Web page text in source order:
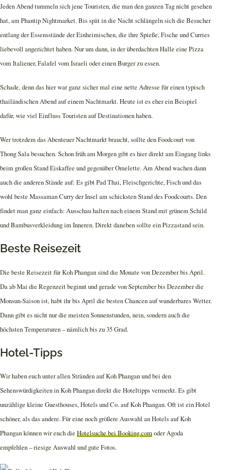
Jeden Abend tummeln sich jene Touristen, die man den ganzen Tag nicht gesehen
hat, am Phantip Nightmarket. Bis spät in die Nacht schlängeln sich die Besucher
entlang der Essensstände der Einheimischen, die ihre Spieße, Fische und Curries
liebevoll angerichtet haben. Nur um dann, in der überdachten Halle eine Pizza
vom Italiener, Falafel vom Israeli oder einen Burger zu essen.
Schade, denn das hier war ganz sicher mal eine nette Adresse für einen typisch
thailändischen Abend auf einem Nachtmarkt. Heute ist es eher ein Beispiel
dafür, wie viel Einfluss Touristen auf Destinationen haben.
Wer trotzdem das Abenteuer Nachtmarkt braucht, sollte den Foodcourt von
Thong Sala besuchen. Schon früh am Morgen gibt es hier direkt am Eingang links
beim großen Stand Eiskaffee und gegenüber Omelette. Am Abend wachen dann
auch die anderen Stände auf: Es gibt Pad Thai, Fleischgerichte, Fisch und das
wohl beste Massaman Curry der Insel am schicksten Stand des Foodcourts. Den
findet man ganz einfach: Ausschau halten nach einem Stand mit grünem Schild
und Bambusverkleidung im Inneren. Direkt daneben sollte ein Pizzastand sein.
Beste Reisezeit
Die beste Reisezeit für Koh Phangan sind die Monate von Dezember bis April.
Da ab Mai die Regenzeit beginnt und gerade von September bis Dezember die
Monsun-Saison ist, habt ihr bis April die besten Chancen auf wunderbares Wetter.
Dann gibt es nicht nur die meisten Sonnenstunden, nein, sondern auch die
höchsten Temperaturen – nämlich bis zu 35 Grad.
Hotel-Tipps
Wir haben euch unter allen Stränden auf Koh Phangan und bei den
Sehenswürdigkeiten in Koh Phangan direkt die Hoteltipps vermerkt. Es gibt
unzählige kleine Guesthouses, Hotels und Co. auf Koh Phangan. Oft ist ein Hotel
schöner, als das andere. Für eine noch größere Auswahl an Hotels auf Koh
Phangan können wir euch die Hotelsuche bei Booking.comoder Agoda
empfehlen – riesige Auswahl und gute Fotos.